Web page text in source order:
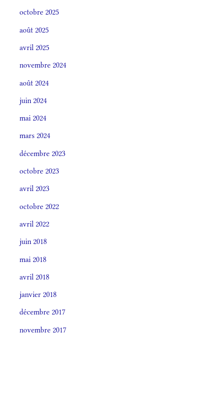
octobre 2025
août 2025
avril 2025
novembre 2024
août 2024
juin 2024
mai 2024
mars 2024
décembre 2023
octobre 2023
avril 2023
octobre 2022
avril 2022
juin 2018
mai 2018
avril 2018
janvier 2018
décembre 2017
novembre 2017